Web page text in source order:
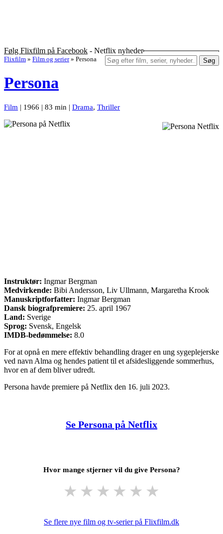
Følg Flixfilm på Facebook - Netflix nyheder
Søg
Flixfilm » Film og serier » Persona
Persona
Film | 1966 | 83 min | Drama, Thriller
Instruktør: Ingmar Bergman
Medvirkende: Bibi Andersson, Liv Ullmann, Margaretha Krook
Manuskriptforfatter: Ingmar Bergman
Dansk biografpremiere: 25. april 1967
Land: Sverige
Sprog: Svensk, Engelsk
IMDB-bedømmelse: 8.0
For at opnå en mere effektiv behandling drager en ung sygeplejerske
ved navn Alma og hendes patient til et afsidesliggende sommerhus,
hvor en af dem bliver udredt.
Persona havde premiere på Netflix den 16. juli 2023.
Se Persona på Netflix
Hvor mange stjerner vil du give Persona?
★ ★ ★ ★ ★ ★
Se flere nye film og tv-serier på Flixfilm.dk